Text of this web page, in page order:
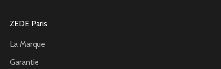
ZEDE Paris
La Marque
Garantie